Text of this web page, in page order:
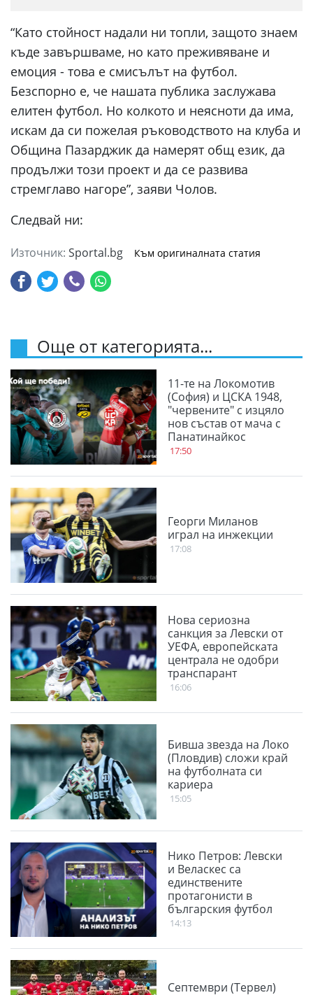
“Като стойност надали ни топли, защото знаем
къде завършваме, но като преживяване и
емоция - това е смисълът на футбол.
Безспорно е, че нашата публика заслужава
елитен футбол. Но колкото и неясноти да има,
искам да си пожелая ръководството на клуба и
Община Пазарджик да намерят общ език, да
продължи този проект и да се развива
стремглаво нагоре”, заяви Чолов.
Следвай ни:
Източник: Sportal.bg Към оригиналната статия
Още от категорията...
11-те на Локомотив
(София) и ЦСКА 1948,
"червените" с изцяло
нов състав от мача с
Панатинайкос
17:50
Георги Миланов
играл на инжекции
17:08
Нова сериозна
санкция за Левски от
УЕФА, европейската
централа не одобри
транспарант
16:06
Бивша звезда на Локо
(Пловдив) сложи край
на футболната си
кариера
15:05
Нико Петров: Левски
и Веласкес са
единствените
протагонисти в
българския футбол
14:13
Септември (Тервел)